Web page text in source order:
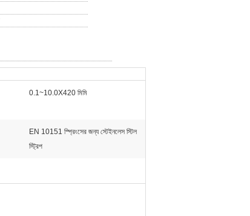
0.1~10.0X420 মিমি
EN 10151 স্প্রিংসের জন্য স্টেইনলেস স্টিল
স্ট্রিপ